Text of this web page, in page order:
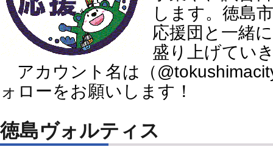
します。徳島
応援団と一緒
盛り上げてい
アカウント名は（
ォローをお願いします！
徳島ヴォルティス